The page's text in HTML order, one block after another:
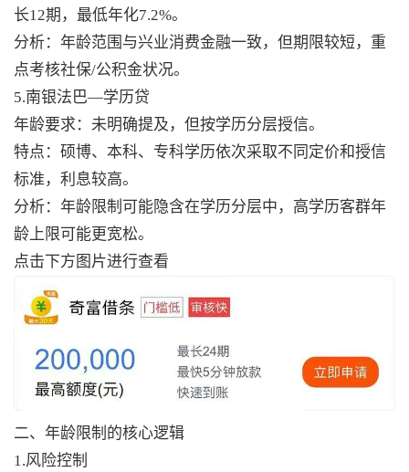
长12期，最低年化7.2%。
分析：年龄范围与兴业消费金融一致，但期限较短，重
点考核社保/公积金状况。
5.南银法巴—学历贷
年龄要求：未明确提及，但按学历分层授信。
特点：硕博、本科、专科学历依次采取不同定价和授信
标准，利息较高。
分析：年龄限制可能隐含在学历分层中，高学历客群年
龄上限可能更宽松。
点击下方图片进行查看
二、年龄限制的核心逻辑
1.风险控制